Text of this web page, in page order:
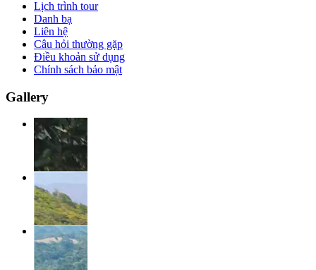
Lịch trình tour
Danh bạ
Liên hệ
Câu hỏi thường gặp
Điều khoản sử dụng
Chính sách bảo mật
Gallery